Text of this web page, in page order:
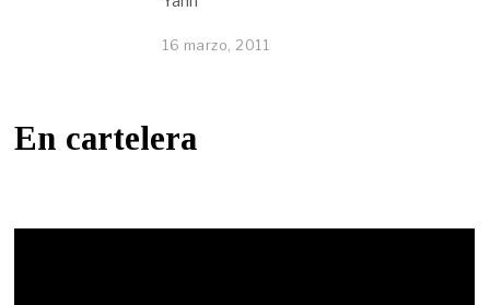
16 marzo, 2011
En cartelera